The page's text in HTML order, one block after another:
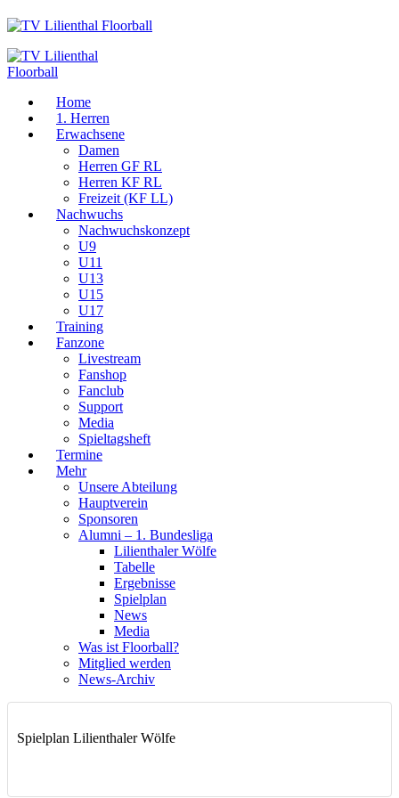
Home
1. Herren
Erwachsene
Damen
Herren GF RL
Herren KF RL
Freizeit (KF LL)
Nachwuchs
Nachwuchskonzept
U9
U11
U13
U15
U17
Training
Fanzone
Livestream
Fanshop
Fanclub
Support
Media
Spieltagsheft
Termine
Mehr
Unsere Abteilung
Hauptverein
Sponsoren
Alumni – 1. Bundesliga
Lilienthaler Wölfe
Tabelle
Ergebnisse
Spielplan
News
Media
Was ist Floorball?
Mitglied werden
News-Archiv
Spielplan Lilienthaler Wölfe